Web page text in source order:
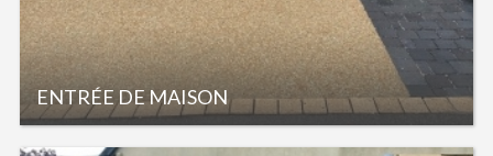
ENTRÉE DE MAISON